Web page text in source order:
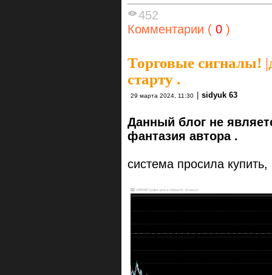
452
Комментарии ( 0 )
Торговые сигналы! |
старту .
29 марта 2024, 11:30 sidyuk 63
Данный блог не
фантазия автора .
система просила